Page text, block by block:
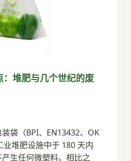
：堆肥与几个世纪的废
袋（BPI、EN13432、OK
堆肥设施中于 180 天内
生任何微塑料。相比之